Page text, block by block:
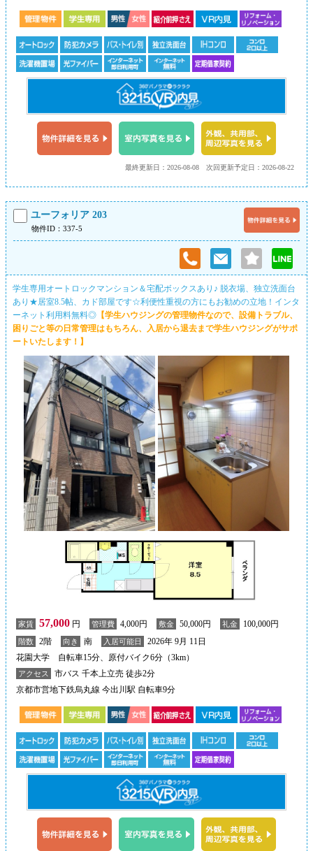
次回更新予定日：2026-08-22
最終更新日：2026-08-08
ユーフォリア 203
物件ID：337-5
学生専用オートロックマンション＆宅配ボックスあり♪ 脱衣場、独立洗面台
あり★居室8.5帖、カド部屋です☆利便性重視の方にもお勧めの立地！インタ
ーネット利用料無料◎【学生ハウジングの管理物件なので、設備トラブル、
困りごと等の日常管理はもちろん、入居から退去まで学生ハウジングがサポ
ートいたします！】
家賃 57,000 円 管理費 4,000円 敷金 50,000円 礼金 100,000円
階数 2階 向き 南 入居可能日
2026年 9月 11日
花園大学 自転車15分、原付バイク6分（3km）
アクセス
市バス 千本上立売 徒歩2分
京都市営地下鉄烏丸線 今出川駅 自転車9分